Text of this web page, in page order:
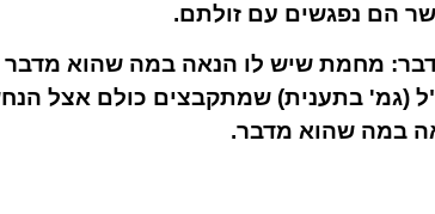
הם נפגשים עם זולתם.
מחמת שיש לו הנאה במה שהוא מדבר
(גמ' בתענית) שמתקבצים כולם אצל
במה שהוא מדבר.